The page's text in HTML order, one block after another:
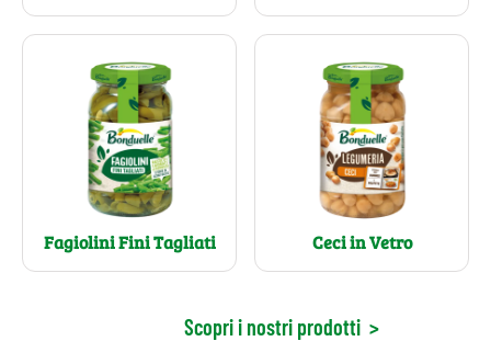
Fagiolini Fini Tagliati Ceci in Vetro
Scopri i nostri prodotti >